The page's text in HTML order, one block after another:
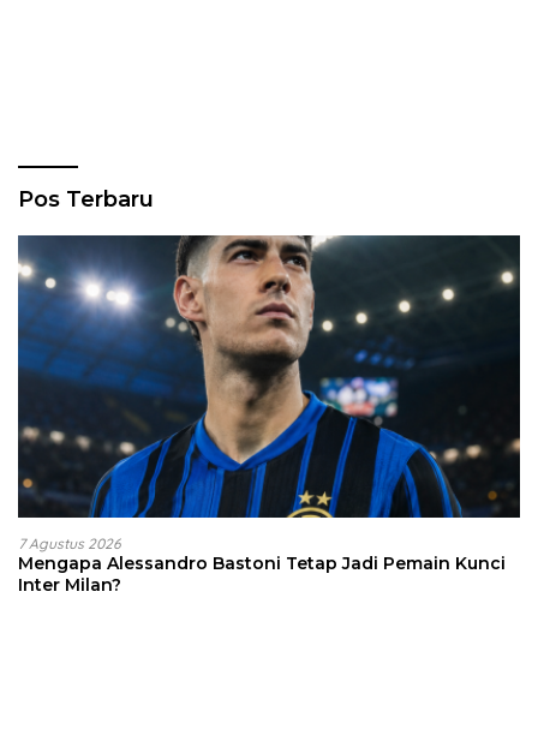
Pos Terbaru
7 Agustus 2026
Mengapa Alessandro Bastoni Tetap Jadi Pemain Kunci
Inter Milan?